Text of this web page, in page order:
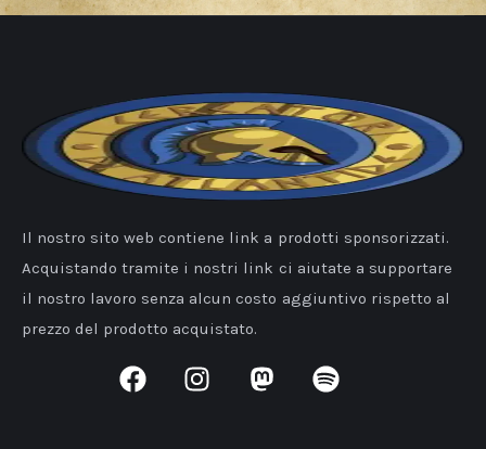
Il nostro sito web contiene link a prodotti sponsorizzati.
Acquistando tramite i nostri link ci aiutate a supportare
il nostro lavoro senza alcun costo aggiuntivo rispetto al
prezzo del prodotto acquistato.